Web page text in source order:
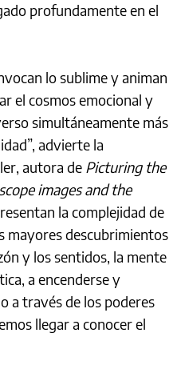
profundamente en el
lo sublime y animan
el cosmos emocional y
simultáneamente más
advierte la
autora de Picturing the
images and the
la complejidad de
mayores descubrimientos
y los sentidos, la mente
a encenderse y
a través de los poderes
llegar a conocer el